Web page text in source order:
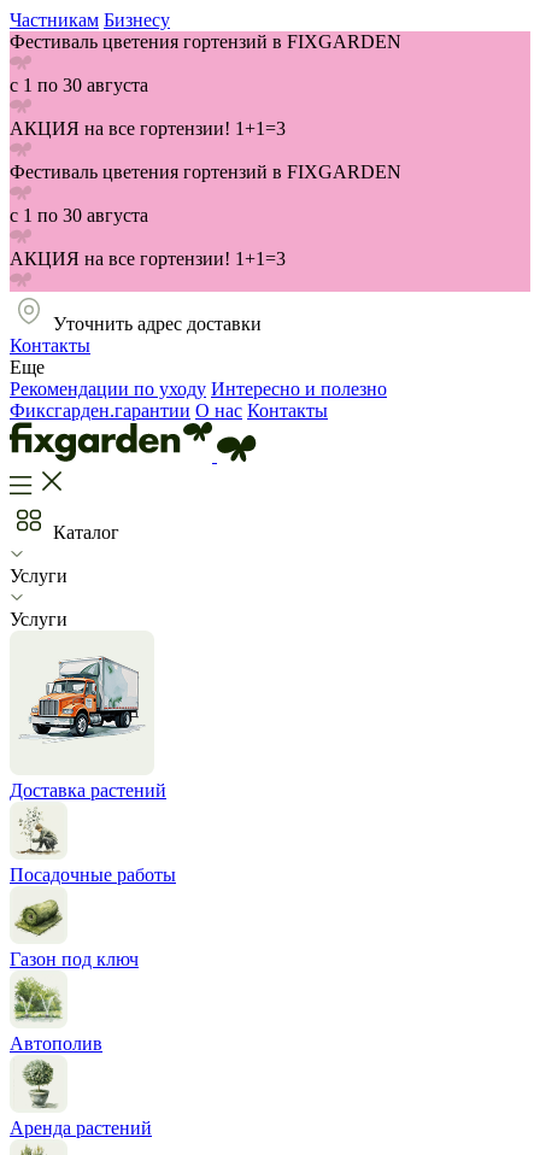
Частникам Бизнесу
Фестиваль цветения гортензий в FIXGARDEN
с 1 по 30 августа
АКЦИЯ на все гортензии! 1+1=3
Фестиваль цветения гортензий в FIXGARDEN
с 1 по 30 августа
АКЦИЯ на все гортензии! 1+1=3
Уточнить адрес доставки
Контакты
Еще
Рекомендации по уходу Интересно и полезно
Фиксгарден.гарантии О нас Контакты
Каталог
Услуги
Услуги
Доставка растений
Посадочные работы
Газон под ключ
Автополив
Аренда растений